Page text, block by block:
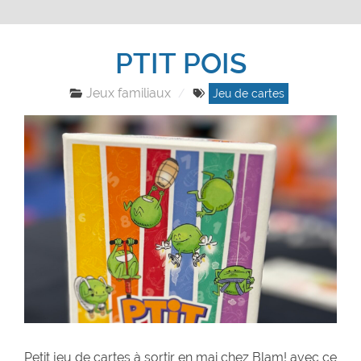
PTIT POIS
Jeux familiaux Jeu de cartes
Petit jeu de cartes à sortir en mai chez Blam! avec ce